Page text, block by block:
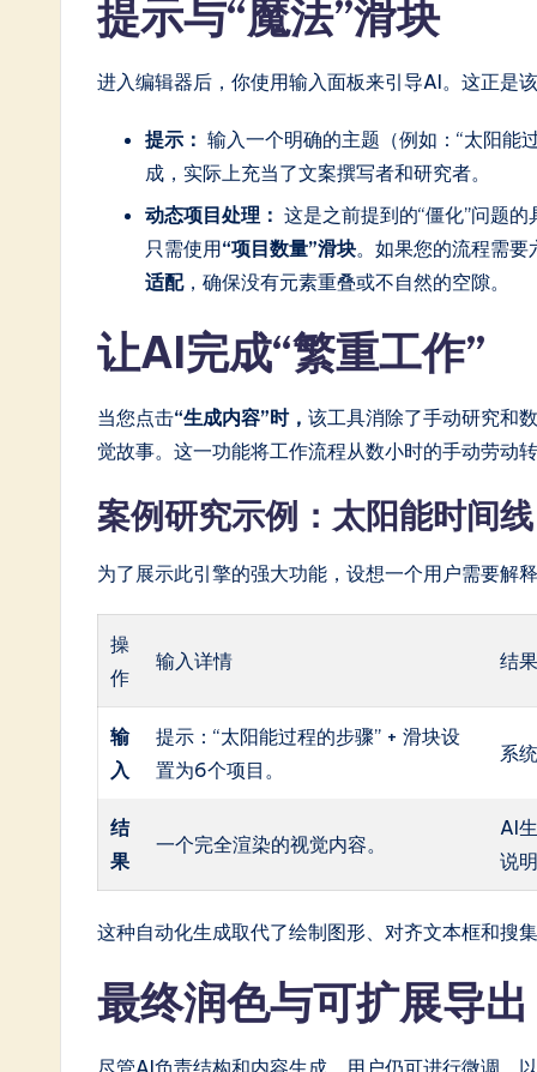
提示与“魔法”滑块
进入编辑器后，你使用输入面板来引导AI。这正是
提示： 输入一个明确的主题（例如：“太阳能
成，实际上充当了文案撰写者和研究者。
动态项目处理： 这是之前提到的“僵化”问题
只需使用“项目数量”滑块。如果您的流程需
适配，确保没有元素重叠或不自然的空隙。
让AI完成“繁重工作”
当您点击“生成内容”时， 该工具消除了手动研究和
觉故事。这一功能将工作流程从数小时的手动劳动
案例研究示例：太阳能时间线
为了展示此引擎的强大功能，设想一个用户需要解
操
作
输入详情 结果
输
入
提示：“太阳能过程的步骤” + 滑块设
置为6个项目。
系
结
果
一个完全渲染的视觉内容。
AI
说
这种自动化生成取代了绘制图形、对齐文本框和搜集
最终润色与可扩展导出
尽管AI负责结构和内容生成，用户仍可进行微调，